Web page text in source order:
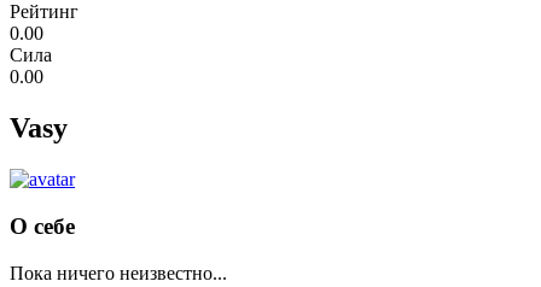
Рейтинг
0.00
Сила
0.00
Vasy
О себе
Пока ничего неизвестно...